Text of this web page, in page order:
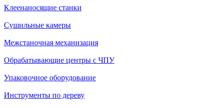
Клеенаносящие станки
Сушильные камеры
Межстаночная механизация
Обрабатывающие центры с ЧПУ
Упаковочное оборудование
Инструменты по дереву